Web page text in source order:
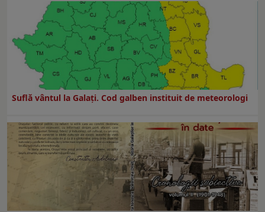
Suflă vântul la Galaţi. Cod galben instituit de meteorologi